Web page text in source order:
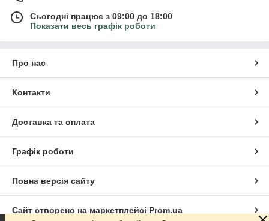
Сьогодні працює з 09:00 до 18:00
Показати весь графік роботи
Про нас
Контакти
Доставка та оплата
Графік роботи
Повна версія сайту
Сайт створено на маркетплейсі Prom.ua